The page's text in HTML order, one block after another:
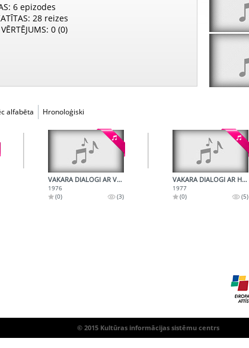
: 6 epizodes
: 28 reizes
: 0 (0)
alfabēta Hronoloģiski
VAKARA DIALOGI AR VIJU ARTMANI - 1.
1976
(0)
(3)
VAKARA DIALOGI AR HARIJU LIEPIŅU
1977
(0)
(5)
© 2015 Kultūras informācijas sistēmu centrs